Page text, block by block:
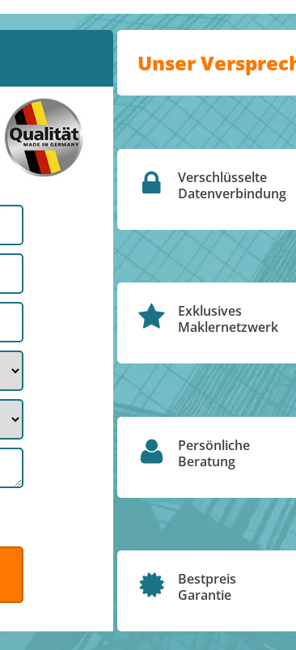
Unser
Verschlüsselte
Datenverbindung
Exklusives
Maklernetzwerk
Persönliche
Beratung
Bestpreis
Garantie